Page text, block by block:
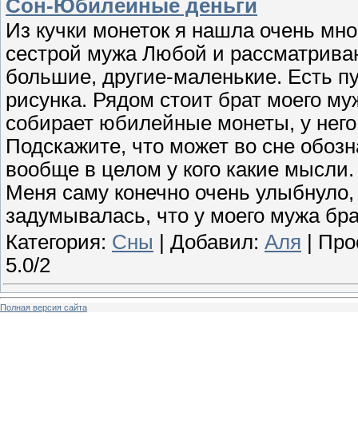
Сон-Юбилейные деньги
Из кучки монеток я нашла очень
сестрой мужа Любой и
большие, другие-маленькие. Есть
рисунка. Рядом стоит брат моего
собирает юбилейные монеты, у
Подскажите, что может во сне
вообще в целом у кого какие мысли.
Меня саму конечно очень
задумывалась, что у моего мужа
Категория: Сны | Добавил: Аля |
5.0/2
Полная версия сайта